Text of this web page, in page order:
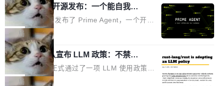
键的是 FA2 的持久性...
（OHDD：OpenHarmony Hardware Develope
r Day）将在杭州启航。活动面向智能硬件产业
链企业和开发者，邀请行业专家与资深技术顾
问，围绕开源鸿蒙技术能力、设备适配、芯片适
配、功耗与稳定性调优、兼容性测评及统一互联
等内容展开系统讲解和实战交流，帮助企业进一
步了解开源鸿蒙在智能...
障无法工作。Pages、Copilot code review、C
opilot coding agent 全部受影响。从检测到完全
恢复，大约 12 小时。 这是 2026 年 8 月的第六
起事故，其中四起与 AI/Copilot 服务相关。 Git
Hub 员工 kdaigle 在 HN 讨论中贴出了一组数
据：2025 年全年 10 亿次 commit。现在，每周
2.75 亿次，全年预计 140 亿次。GitHub...
Prime Agent 开源发布：一个能自我改
进的编程 Agent，ARC-AGI 3 超越人类
专家基线
Prime Intellect 发布了 Prime Agent，一个开源
的编程 Agent Harness，核心设计围绕两个抽
象：Recursive Language Model（RLM）和 C
ontinual Harness。在 ARC-AGI 3 基准测试
上，Prime Agent + Opus 5 的组合达到了 95.
5% RHAE Best@1，超过了 ARC 报告的人类专
局
Rust 项目团队宣布 LLM 政策：不禁
止，但你要承认哪些代码不是你写的
Rust 语言项目正式通过了一项 LLM 使用政策，
覆盖 rust-lang/rust 单一仓库的代码贡献。这不
局